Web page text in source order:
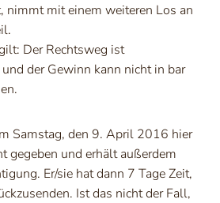
nimmt mit einem weiteren Los an
Der Rechtsweg ist
der Gewinn kann nicht in bar
Samstag, den 9. April 2016 hier
gegeben und erhält außerdem
Er/sie hat dann 7 Tage Zeit,
Ist das nicht der Fall,